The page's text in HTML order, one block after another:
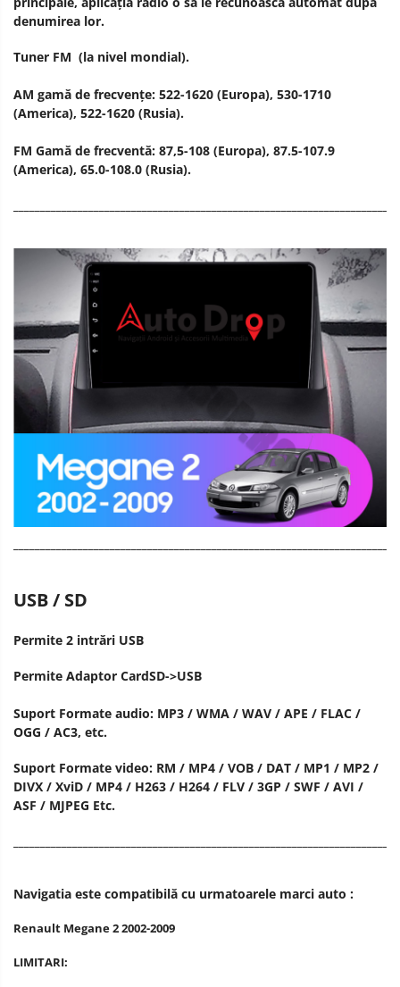
denumirea lor.
Tuner FM (la nivel mondial).
AM gamă de frecvențe: 522-1620 (Europa), 530-1710
(America), 522-1620 (Rusia).
FM Gamă de frecventă: 87,5-108 (Europa), 87.5-107.9
(America), 65.0-108.0 (Rusia).
USB / SD
Permite 2 intrări USB
Permite Adaptor CardSD->USB
Suport Formate audio: MP3 / WMA / WAV / APE / FLAC /
OGG / AC3, etc.
Suport Formate video: RM / MP4 / VOB / DAT / MP1 / MP2 /
DIVX / XviD / MP4 / H263 / H264 / FLV / 3GP / SWF / AVI /
ASF / MJPEG Etc.
Navigatia este compatibilă cu urmatoarele marci auto :
Renault Megane 2 2002-2009
LIMITARI: